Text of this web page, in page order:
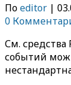
Поeditor |
0
См. средства
событий